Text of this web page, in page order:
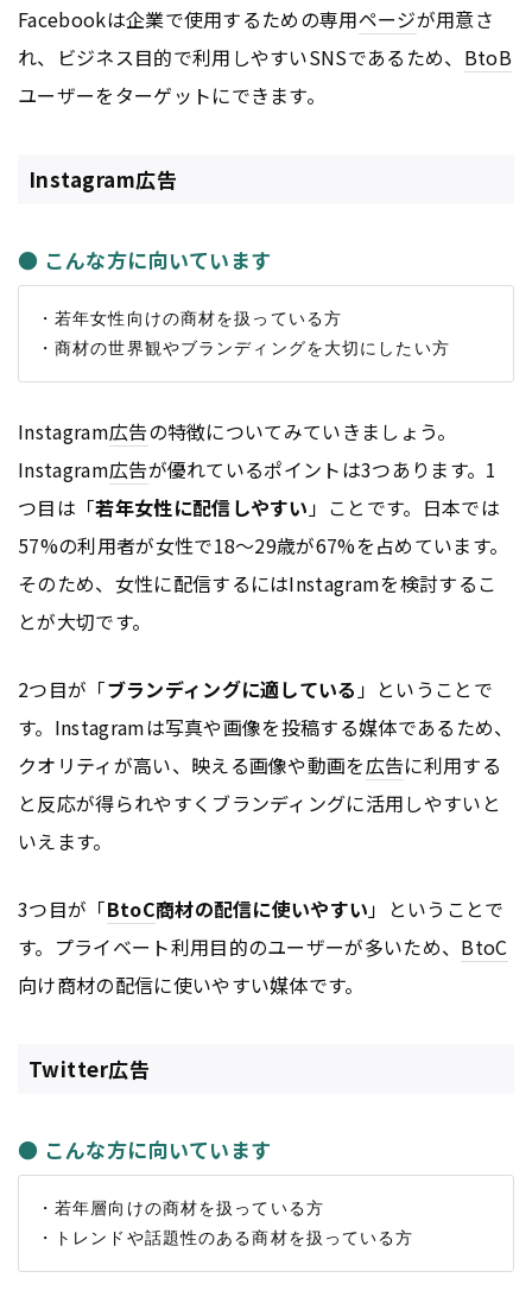
Facebookは企業で使用するための専用ページが用意さ
れ、ビジネス目的で利用しやすいSNSであるため、 BtoB
ユーザーをターゲットにできます。
Instagram広告
● こんな方に向いています
・若年女性向けの商材を扱っている方
Instagram広告の特徴についてみていきましょう。
Instagram広告が優れているポイントは3つあります。1
つ目は「若年女性に配信しやすい」ことです。日本では
57%の利用者が女性で18～29歳が67%を占めています。
そのため、女性に配信するにはInstagramを検討するこ
とが大切です。
2つ目が「ブランディングに適している」ということで
す。Instagramは写真や画像を投稿する媒体であるため、
クオリティが高い、映える画像や動画を広告に利用する
と反応が得られやすくブランディングに活用しやすいと
いえます。
3つ目が「BtoC商材の配信に使いやすい」ということで
す。プライベート利用目的のユーザーが多いため、 BtoC
向け商材の配信に使いやすい媒体です。
Twitter広告
● こんな方に向いています
・若年層向けの商材を扱っている方